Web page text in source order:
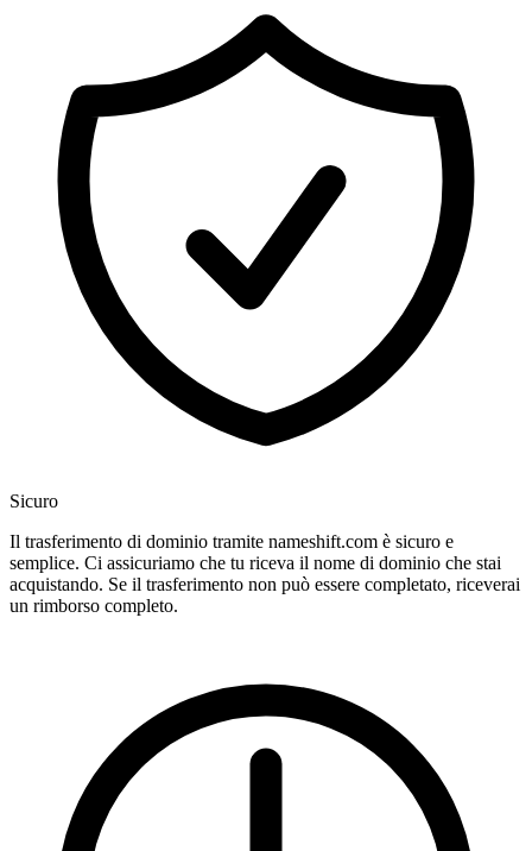
Sicuro
Il trasferimento di dominio tramite nameshift.com è sicuro e
semplice. Ci assicuriamo che tu riceva il nome di dominio che stai
acquistando. Se il trasferimento non può essere completato, riceverai
un rimborso completo.